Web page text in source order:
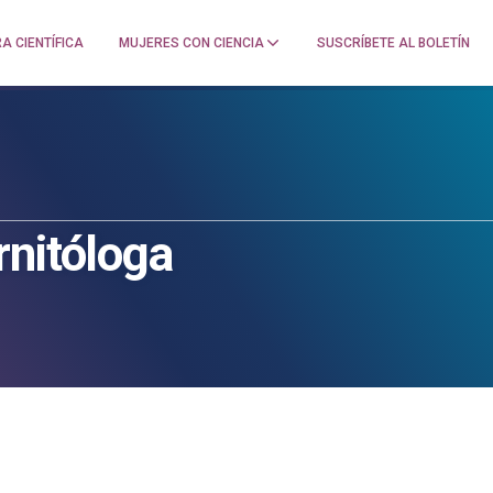
CIENTÍFICA MUJERES CON CIENCIA SUSCRÍBETE AL BOLETÍN